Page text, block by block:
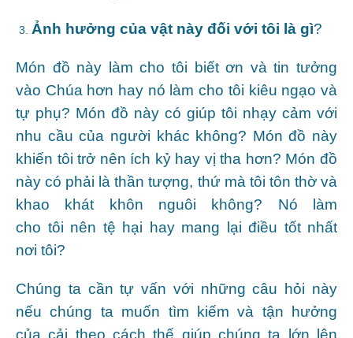
Ảnh hưởng của vật này đối với tôi là gì?
Món đồ này làm cho tôi biết ơn và tin tưởng
vào Chúa hơn hay nó làm cho tôi kiêu ngạo và
tự phụ? Món đồ này có giúp tôi nhạy cảm với
nhu cầu của người khác không? Món đồ này
khiến tôi trở nên ích kỷ hay vị tha hơn? Món đồ
này có phải là thần tượng, thứ mà tôi tôn thờ và
khao khát khôn nguôi không? Nó làm
cho tôi nên tệ hại hay mang lại điều tốt nhất
nơi tôi?
Chúng ta cần tự vấn với những câu hỏi này
nếu chúng ta muốn tìm kiếm và tận hưởng